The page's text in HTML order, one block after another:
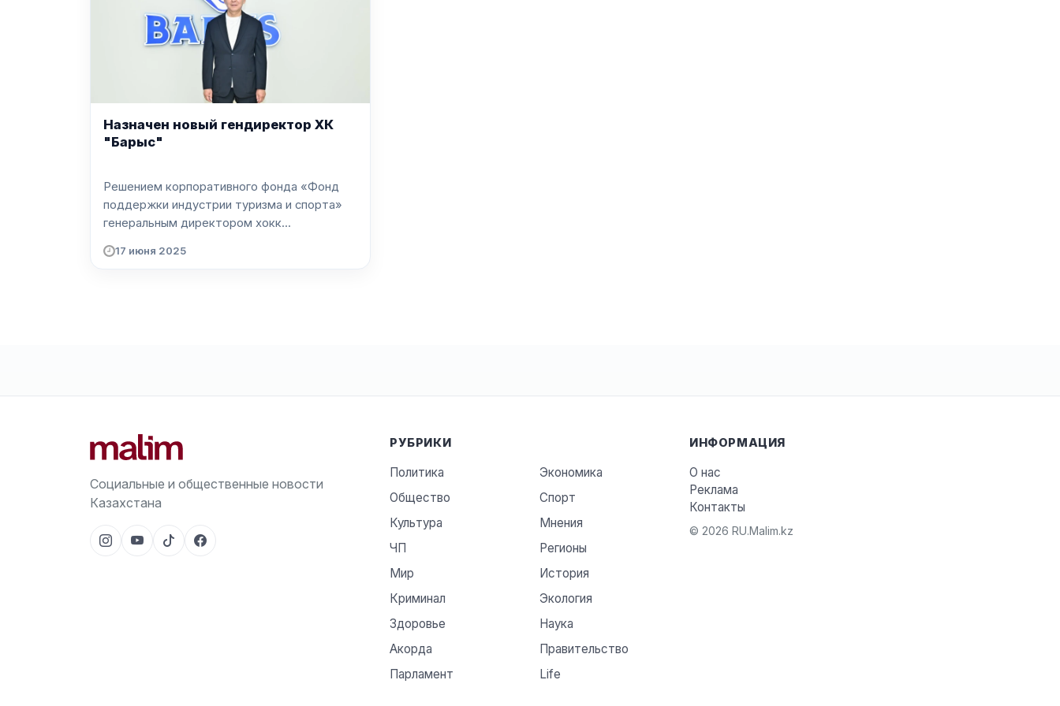
Назначен новый гендиректор ХК
"Барыс"
Решением корпоративного фонда «Фонд
поддержки индустрии туризма и спорта»
генеральным директором хокк...
17 июня 2025
Социальные и общественные новости
Казахстана
РУБРИКИ
Политика
Экономика
Общество
Спорт
Культура
Мнения
ЧП
Регионы
Мир
История
Криминал
Экология
Здоровье
Наука
Акорда
Правительство
Парламент
Life
ИНФОРМАЦИЯ
О нас
Реклама
Контакты
© 2026 RU.Malim.kz